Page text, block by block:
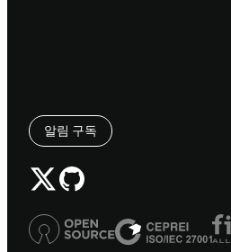
알림 구독